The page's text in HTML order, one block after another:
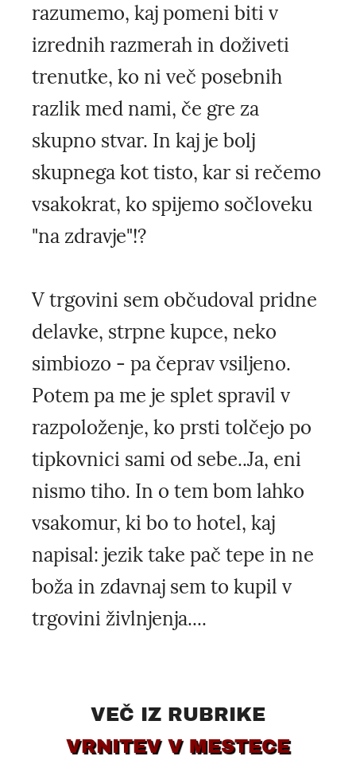
razumemo, kaj pomeni biti v
izrednih razmerah in doživeti
trenutke, ko ni več posebnih
razlik med nami, če gre za
skupno stvar. In kaj je bolj
skupnega kot tisto, kar si rečemo
vsakokrat, ko spijemo sočloveku
"na zdravje"!?
V trgovini sem občudoval pridne
delavke, strpne kupce, neko
simbiozo - pa čeprav vsiljeno.
Potem pa me je splet spravil v
razpoloženje, ko prsti tolčejo po
tipkovnici sami od sebe..Ja, eni
nismo tiho. In o tem bom lahko
vsakomur, ki bo to hotel, kaj
napisal: jezik take pač tepe in ne
boža in zdavnaj sem to kupil v
trgovini živlnjenja....
VEČ IZ RUBRIKE
VRNITEV V MESTECE